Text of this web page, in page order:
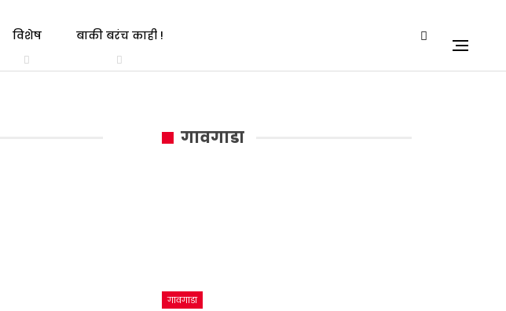
विशेष बाकी बरंच काही !
गावगाडा
गावगाडा